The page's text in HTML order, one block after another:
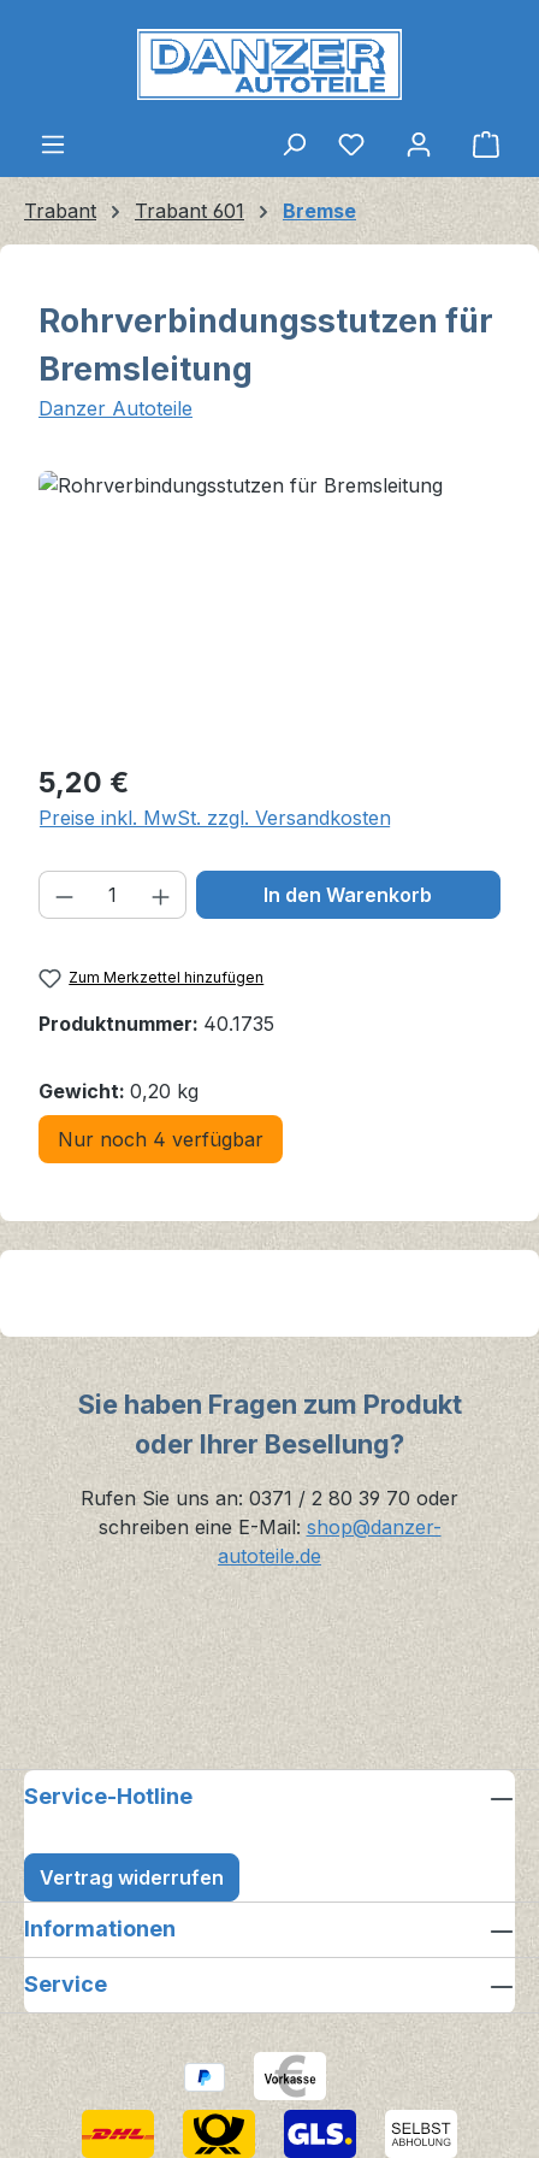
Zum Hauptinhalt springen
Trabant Trabant 601 Bremse
Rohrverbindungsstutzen für
Bremsleitung
Danzer Autoteile
Bildergalerie überspringen
Regulärer Preis:
5,20 €
Preise inkl. MwSt. zzgl. Versandkosten
Produkt Anzahl: Gib den
In den Warenkorb
Zum Merkzettel hinzufügen
Produktnummer: 40.1735
Gewicht: 0,20 kg
Nur noch 4 verfügbar
Sie haben Fragen zum Produkt
oder Ihrer Besellung?
Rufen Sie uns an: 0371 / 2 80 39 70 oder
schreiben eine E-Mail: shop@danzer-
autoteile.de
Service-Hotline
Vertrag widerrufen
Informationen
Service